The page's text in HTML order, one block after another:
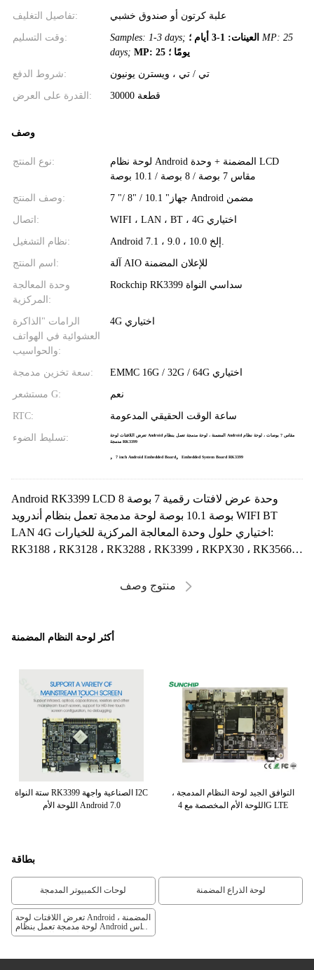
تفاصيل التغليف: علبة كرتون أو صندوق خشبي
وقت التسليم: Samples: 1-3 days; العينات: 1-3 أيام ؛ MP: 25
days;
MP: 25 يومًا ؛
شروط الدفع: تي / تي ، ويسترن يونيون
القدرة على العرض: 30000 قطعة
وصف
نوع المنتج:
لوحة نظام Android المضمنة + وحدة LCD
مقاس 7 بوصة / 8 بوصة / 10.1 بوصة
وصف المنتج: 7 "/ 8" / 10.1 "جهاز Android مضمن
اتصال: WIFI ، LAN ، BT ، 4G اختياري
نظام التشغيل:
اسم المنتج: آلة AIO للإعلان المضمنة
وحدة المعالجة
المركزية:
Rockchip RK3399 سداسي النواة
الرامات "الذاكرة
العشوائية في الهواتف
والحواسيب:
4G اختياري
سعة تخزين مدمجة: EMMC 16G / 32G / 64G اختياري
مستشعر G: نعم
RTC: ساعة الوقت الحقيقي المدعومة
تسليط الضوء:
تعرض اللافتات لوحة Android المضمنة ، لوحة مدمجة تعمل بنظام Android مقاس 7 بوصات ، لوحة نظام
مدمجة RK3399
, 7 inch Android Embedded Board, Embedded System Board RK3399
Android RK3399 LCD وحدة عرض لافتات رقمية 7 بوصة 8
بوصة 10.1 بوصة لوحة مدمجة تعمل بنظام أندرويد WIFI BT
LAN 4G اختياري حلول وحدة المعالجة المركزية للخيارات:
RK3188 ، RK3128 ، RK3288 ، RK3399 ، RKPX30 ، RK3566 ،
منتوج وصف
أكثر لوحة النظام المضمنة
ستة النواة RK3399 الصناعية واجهة I2C
اللوحة الأم Android 7.0
التوافق الجيد لوحة النظام المدمجة ،
اللوحة الأم المخصصة مع 4G LTE
بطاقة
لوحات الكمبيوتر المدمجة لوحة الذراع المضمنة
تعرض اللافتات لوحة Android المضمنة ،
لوحة مدمجة تعمل بنظام Android مقاس
7 بوصات ، لوحة نظام مدمجة RK3399